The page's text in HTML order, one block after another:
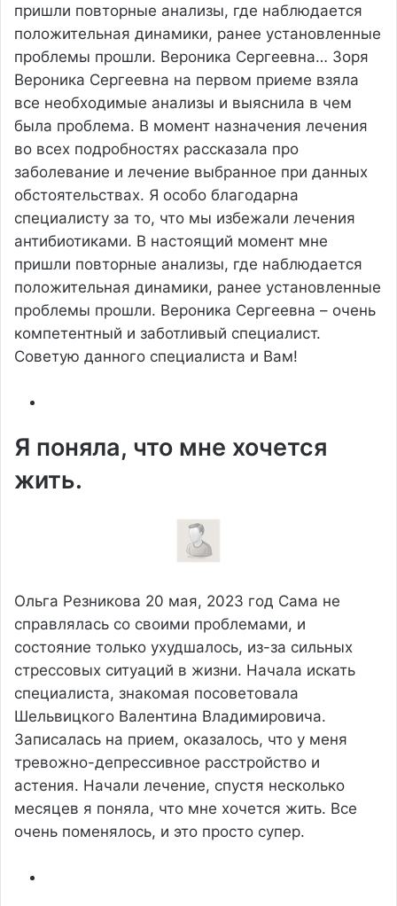
пришли повторные анализы, где наблюдается
положительная динамики, ранее установленные
проблемы прошли. Вероника Сергеевна… Зоря
Вероника Сергеевна на первом приеме взяла
все необходимые анализы и выяснила в чем
была проблема. В момент назначения лечения
во всех подробностях рассказала про
заболевание и лечение выбранное при данных
обстоятельствах. Я особо благодарна
специалисту за то, что мы избежали лечения
антибиотиками. В настоящий момент мне
пришли повторные анализы, где наблюдается
положительная динамики, ранее установленные
проблемы прошли. Вероника Сергеевна – очень
компетентный и заботливый специалист.
Советую данного специалиста и Вам!
Я поняла, что мне хочется
жить.
Ольга Резникова 20 мая, 2023 год Сама не
справлялась со своими проблемами, и
состояние только ухудшалось, из-за сильных
стрессовых ситуаций в жизни. Начала искать
специалиста, знакомая посоветовала
Шельвицкого Валентина Владимировича.
Записалась на прием, оказалось, что у меня
тревожно-депрессивное расстройство и
астения. Начали лечение, спустя несколько
месяцев я поняла, что мне хочется жить. Все
очень поменялось, и это просто супер.